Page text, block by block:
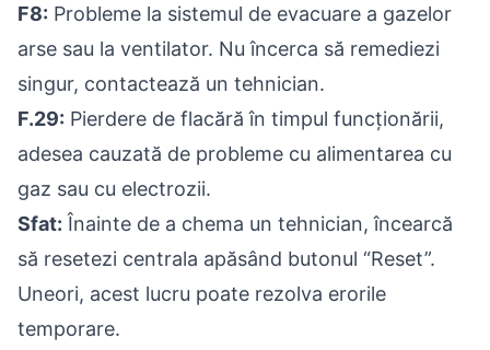
F8: Probleme la sistemul de evacuare a gazelor
arse sau la ventilator. Nu încerca să remediezi
singur, contactează un tehnician.
F.29: Pierdere de flacără în timpul funcționării,
adesea cauzată de probleme cu alimentarea cu
gaz sau cu electrozii.
Sfat: Înainte de a chema un tehnician, încearcă
să resetezi centrala apăsând butonul “Reset”.
Uneori, acest lucru poate rezolva erorile
temporare.